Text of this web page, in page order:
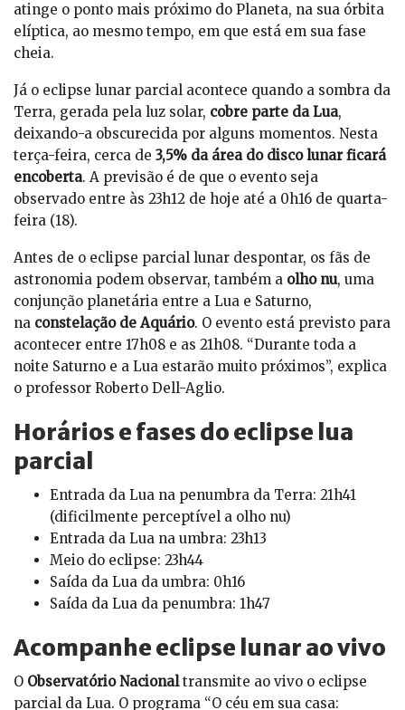
atinge o ponto mais próximo do Planeta, na sua órbita
elíptica, ao mesmo tempo, em que está em sua fase
cheia.
Já o eclipse lunar parcial acontece quando a sombra da
Terra, gerada pela luz solar, cobre parte da Lua,
deixando-a obscurecida por alguns momentos. Nesta
terça-feira, cerca de 3,5% da área do disco lunar ficará
encoberta. A previsão é de que o evento seja
observado entre às 23h12 de hoje até a 0h16 de quarta-
feira (18).
Antes de o eclipse parcial lunar despontar, os fãs de
astronomia podem observar, também a olho nu, uma
conjunção planetária entre a Lua e Saturno,
na constelação de Aquário. O evento está previsto para
acontecer entre 17h08 e as 21h08. “Durante toda a
noite Saturno e a Lua estarão muito próximos”, explica
o professor Roberto Dell-Aglio.
Horários e fases do eclipse lua
parcial
Entrada da Lua na penumbra da Terra: 21h41
(dificilmente perceptível a olho nu)
Entrada da Lua na umbra: 23h13
Meio do eclipse: 23h44
Saída da Lua da umbra: 0h16
Saída da Lua da penumbra: 1h47
Acompanhe eclipse lunar ao vivo
O Observatório Nacionaltransmite ao vivo o eclipse
parcial da Lua. O programa “O céu em sua casa: